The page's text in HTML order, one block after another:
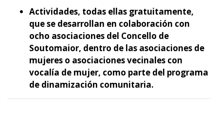
Actividades, todas ellas gratuitamente,
que se desarrollan en colaboración con
ocho asociaciones del Concello de
Soutomaior, dentro de las asociaciones de
mujeres o asociaciones vecinales con
vocalía de mujer, como parte del programa
de dinamización comunitaria.